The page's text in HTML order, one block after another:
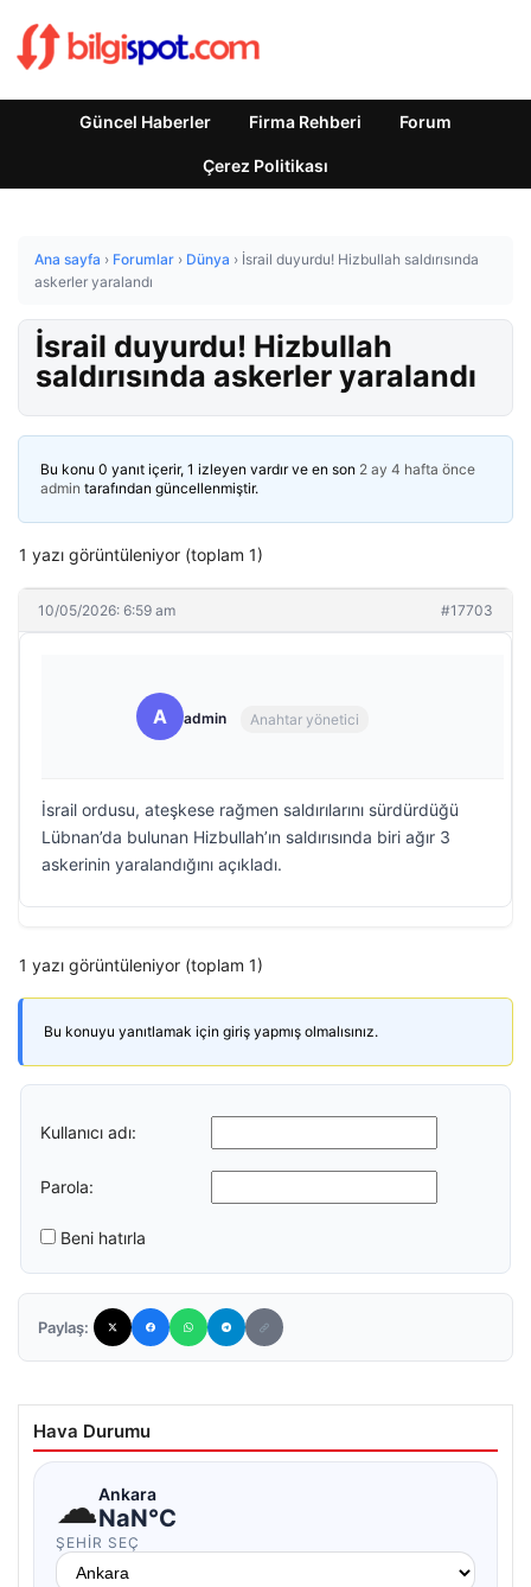
Güncel Haberler Firma Rehberi Forum
Çerez Politikası
Ana sayfa › Forumlar › Dünya › İsrail duyurdu! Hizbullah saldırısında
askerler yaralandı
İsrail duyurdu! Hizbullah
saldırısında askerler yaralandı
Bu konu 0 yanıt içerir, 1 izleyen vardır ve en son 2 ay 4 hafta önce
admin tarafından güncellenmiştir.
1 yazı görüntüleniyor (toplam 1)
10/05/2026: 6:59 am #17703
A admin Anahtar yönetici
İsrail ordusu, ateşkese rağmen saldırılarını sürdürdüğü
Lübnan’da bulunan Hizbullah’ın saldırısında biri ağır 3
askerinin yaralandığını açıkladı.
1 yazı görüntüleniyor (toplam 1)
Bu konuyu yanıtlamak için giriş yapmış olmalısınız.
Kullanıcı adı:
Parola:
Beni hatırla
Paylaş:
Hava Durumu
☁Ankara
NaN°C
ŞEHIR SEÇ